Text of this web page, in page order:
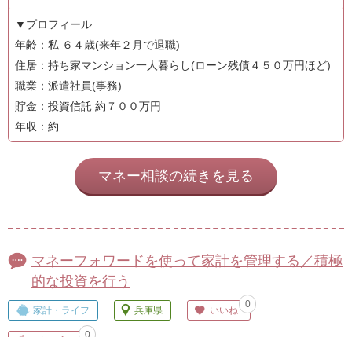
▼プロフィール
年齢：私 ６４歳(来年２月で退職)
住居：持ち家マンション一人暮らし(ローン残債４５０万円ほど)
職業：派遣社員(事務)
貯金：投資信託 約７００万円
年収：約...
マネー相談の続きを見る
マネーフォワードを使って家計を管理する／積極
的な投資を行う
家計・ライフ 兵庫県 いいね
0
0